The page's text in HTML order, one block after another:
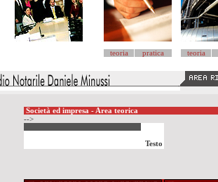
teoria pratica teoria
Società ed impresa - Area teorica
-->
Testo